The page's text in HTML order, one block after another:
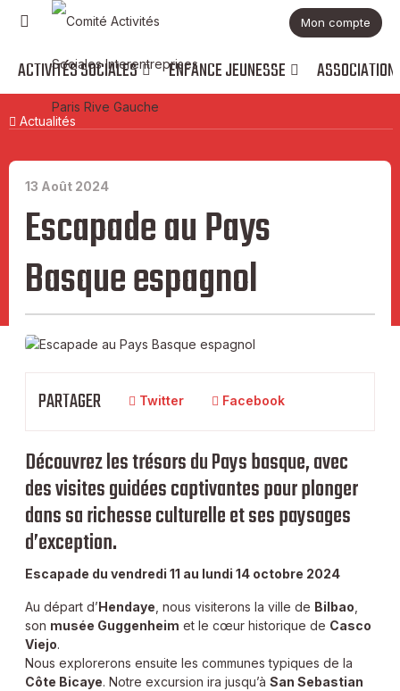
Mon compte
ACTIVITÉS SOCIALES ENFANCE JEUNESSE
Actualités
13 Août 2024
Escapade au Pays
Basque espagnol
PARTAGER Twitter Facebook
Découvrez les trésors du Pays basque, avec
des visites guidées captivantes pour plonger
dans sa richesse culturelle et ses paysages
d’exception.
Escapade du vendredi 11 au lundi 14 octobre 2024
Au départ d’Hendaye , nous visiterons la ville de Bilbao
son musée Guggenheim et le cœur historique de Casco
Viejo.
Nous explorerons ensuite les communes typiques de la
Côte Bicaye. Notre excursion ira jusqu’à San Sebastian